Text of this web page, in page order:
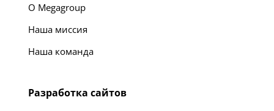
О Megagroup
Наша миссия
Наша команда
Разработка сайтов